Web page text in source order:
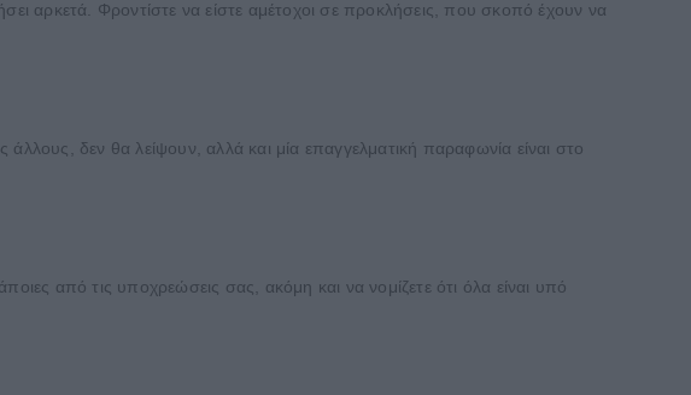
αρκετά. Φροντίστε να είστε αμέτοχοι σε προκλήσεις, που σκοπό έχουν να
δεν θα λείψουν, αλλά και μία επαγγελματική παραφωνία είναι στο
από τις υποχρεώσεις σας, ακόμη και να νομίζετε ότι όλα είναι υπό